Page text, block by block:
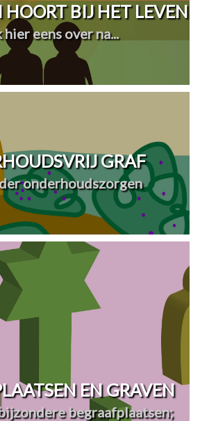
BIJ HET LEVEN
hier eens over na...
GRAF
onderhoudszorgen
EN GRAVEN
begraafplaatsen;